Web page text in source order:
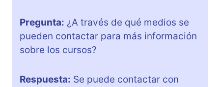
Pregunta: ¿A través de qué medios se
pueden contactar para más información
sobre los cursos?
Respuesta: Se puede contactar con